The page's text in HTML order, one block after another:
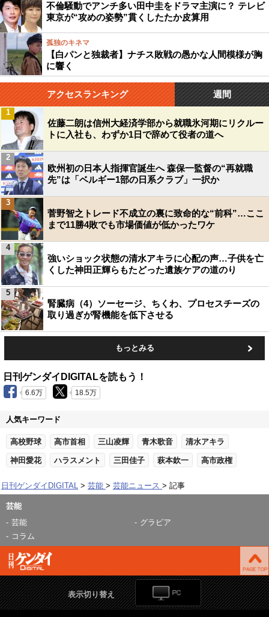
不倫騒動でアンチ多い田中圭をドラマ主演に？ テレビ
東京が“攻めの姿勢”貫くしたたか皮算用
孤独のキネマ
【白パンと独裁者】ナチス敗戦の愚かな人間模様が胸
に響く
アクセスランキング 週間
佐藤二朗は信州大経済学部から就職氷河期にリクルー
トに入社も、わずか1日で辞めて役者の道へ
1
欧州初の日本人指揮官誕生へ 森保一監督の“再就職
先”は「ベルギー1部の日系クラブ」一択か
2
菅野智之トレード不成立の裏に致命的な“前科”…ここ
まで11勝4敗でも市場価値が低かったワケ
3
強いショック状態の清水アキラに心配の声…子供を亡
くした神田正輝らもたどった遺族ケアの道のり
4
腎臓病（4）ソーセージ、ちくわ、プロセスチーズの
取り過ぎが腎機能を低下させる
5
もっとみる
日刊ゲンダイDIGITALを読もう！
6.6万 18.5万
人気キーワード
高校野球 高市首相 三山凌輝 青木歌音 清水アキラ
神田愛花 ハラスメント 三田佳子 萩本欽一 高市政権
日刊ゲンダイDIGITAL 芸能 芸能ニュース 記事
芸能
芸能
グラビア
コラム
表示切り替え